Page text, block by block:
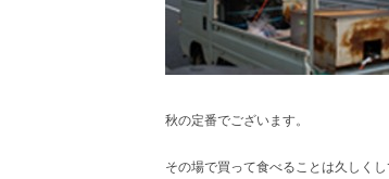
ク
ョ
プ
秋の定番でございます。
その場で買って食べることは久しく